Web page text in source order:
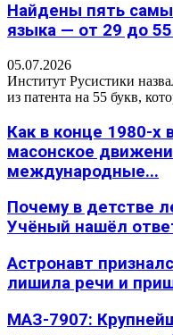
Найдены пять
языка — от 29 до
05.07.2026
Институт Русистики
из патента на 55 букв,
Как в конце 1980-х
масонское
международные...
Почему в детстве
Учёный нашёл
Астронавт
лишила речи и
МАЗ-7907: